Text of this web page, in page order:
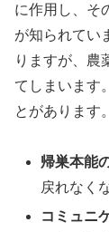
に作用し、そ
が知られてい
りますが、農
てしまいます
とがあります。
帰巣本能
戻れなく
コミュニ